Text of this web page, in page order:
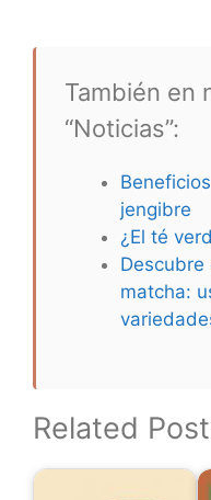
También en
“Noticias”:
jengibre
¿El té
matcha:
Related